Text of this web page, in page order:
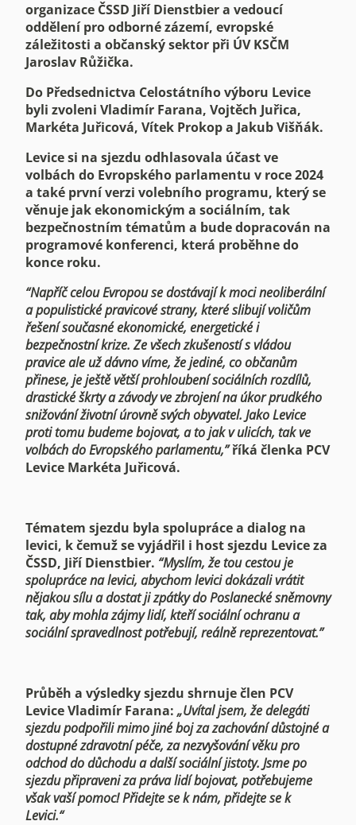
organizace ČSSD Jiří Dienstbier a vedoucí
oddělení pro odborné zázemí, evropské
záležitosti a občanský sektor při ÚV KSČM
Jaroslav Růžička.
Do Předsednictva Celostátního výboru Levice
byli zvoleni Vladimír Farana, Vojtěch Juřica,
Markéta Juřicová, Vítek Prokop a Jakub Višňák.
Levice si na sjezdu odhlasovala účast ve
volbách do Evropského parlamentu v roce 2024
a také první verzi volebního programu, který se
věnuje jak ekonomickým a sociálním, tak
bezpečnostním tématům a bude dopracován na
programové konferenci, která proběhne do
konce roku.
“Napříč celou Evropou se dostávají k moci neoliberální
a populistické pravicové strany, které slibují voličům
řešení současné ekonomické, energetické i
bezpečnostní krize. Ze všech zkušeností s vládou
pravice ale už dávno víme, že jediné, co občanům
přinese, je ještě větší prohloubení sociálních rozdílů,
drastické škrty a závody ve zbrojení na úkor prudkého
snižování životní úrovně svých obyvatel. Jako Levice
proti tomu budeme bojovat, a to jak v ulicích, tak ve
volbách do Evropského parlamentu,”říká členka PCV
Levice Markéta Juřicová.
Tématem sjezdu byla spolupráce a dialog na
levici, k čemuž se vyjádřil i host sjezdu Levice za
ČSSD, Jiří Dienstbier. “Myslím, že tou cestou je
spolupráce na levici, abychom levici dokázali vrátit
nějakou sílu a dostat ji zpátky do Poslanecké sněmovny
tak, aby mohla zájmy lidí, kteří sociální ochranu a
sociální spravedlnost potřebují, reálně reprezentovat.”
Průběh a výsledky sjezdu shrnuje člen PCV
Levice Vladimír Farana: „Uvítal jsem, že delegáti
sjezdu podpořili mimo jiné boj za zachování důstojné a
dostupné zdravotní péče, za nezvyšování věku pro
odchod do důchodu a další sociální jistoty. Jsme po
sjezdu připraveni za práva lidí bojovat, potřebujeme
však vaší pomoc! Přidejte se k nám, přidejte se k
Levici.“